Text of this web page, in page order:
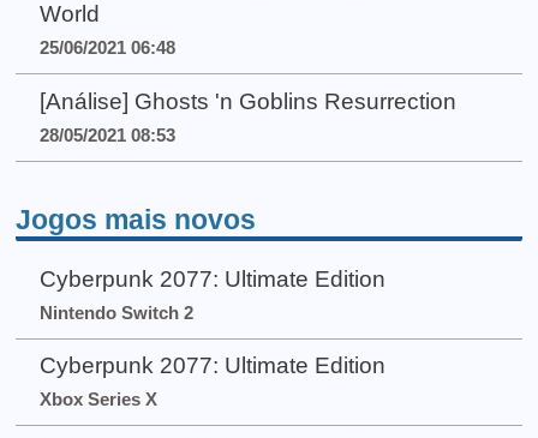
World
25/06/2021 06:48
[Análise] Ghosts 'n Goblins Resurrection
28/05/2021 08:53
Jogos mais novos
Cyberpunk 2077: Ultimate Edition
Nintendo Switch 2
Cyberpunk 2077: Ultimate Edition
Xbox Series X